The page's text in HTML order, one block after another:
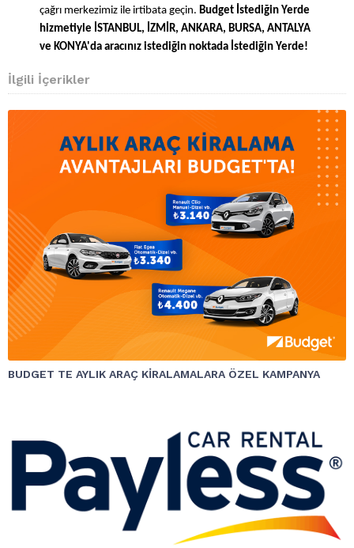
çağrı merkezimiz ile irtibata geçin. Budget İstediğin Yerde
hizmetiyle İSTANBUL, İZMİR, ANKARA, BURSA, ANTALYA
ve KONYA'da aracınız istediğin noktada İstediğin Yerde!
İlgili İçerikler
BUDGET TE AYLIK ARAÇ KİRALAMALARA ÖZEL KAMPANYA